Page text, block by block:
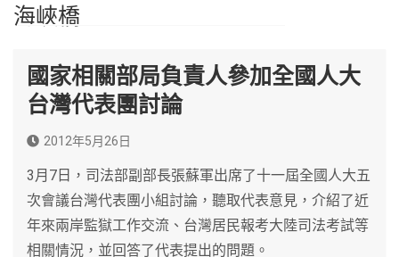
海峽橋
國家相關部局負責人參加全國人大
台灣代表團討論
2012年5月26日
3月7日，司法部副部長張蘇軍出席了十一屆全國人大五
次會議台灣代表團小組討論，聽取代表意見，介紹了近
年來兩岸監獄工作交流、台灣居民報考大陸司法考試等
相關情況，並回答了代表提出的問題。